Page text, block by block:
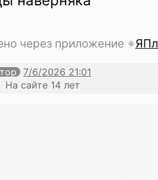
через приложение
сайте 14 лет